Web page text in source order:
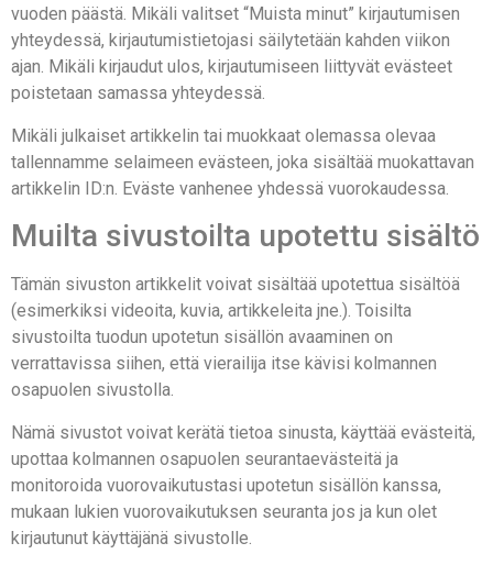
vuoden päästä. Mikäli valitset “Muista minut” kirjautumisen
yhteydessä, kirjautumistietojasi säilytetään kahden viikon
ajan. Mikäli kirjaudut ulos, kirjautumiseen liittyvät evästeet
poistetaan samassa yhteydessä.
Mikäli julkaiset artikkelin tai muokkaat olemassa olevaa
tallennamme selaimeen evästeen, joka sisältää muokattavan
artikkelin ID:n. Eväste vanhenee yhdessä vuorokaudessa.
Muilta sivustoilta upotettu sisältö
Tämän sivuston artikkelit voivat sisältää upotettua sisältöä
(esimerkiksi videoita, kuvia, artikkeleita jne.). Toisilta
sivustoilta tuodun upotetun sisällön avaaminen on
verrattavissa siihen, että vierailija itse kävisi kolmannen
osapuolen sivustolla.
Nämä sivustot voivat kerätä tietoa sinusta, käyttää evästeitä,
upottaa kolmannen osapuolen seurantaevästeitä ja
monitoroida vuorovaikutustasi upotetun sisällön kanssa,
mukaan lukien vuorovaikutuksen seuranta jos ja kun olet
kirjautunut käyttäjänä sivustolle.